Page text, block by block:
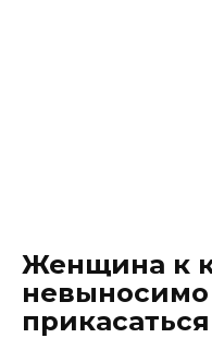
Женщина к
невыносимо
прикасаться